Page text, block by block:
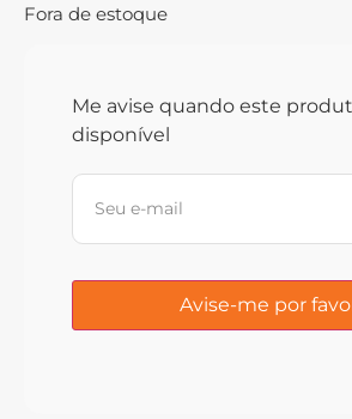
Fora de estoque
Me avise quando este
disponível